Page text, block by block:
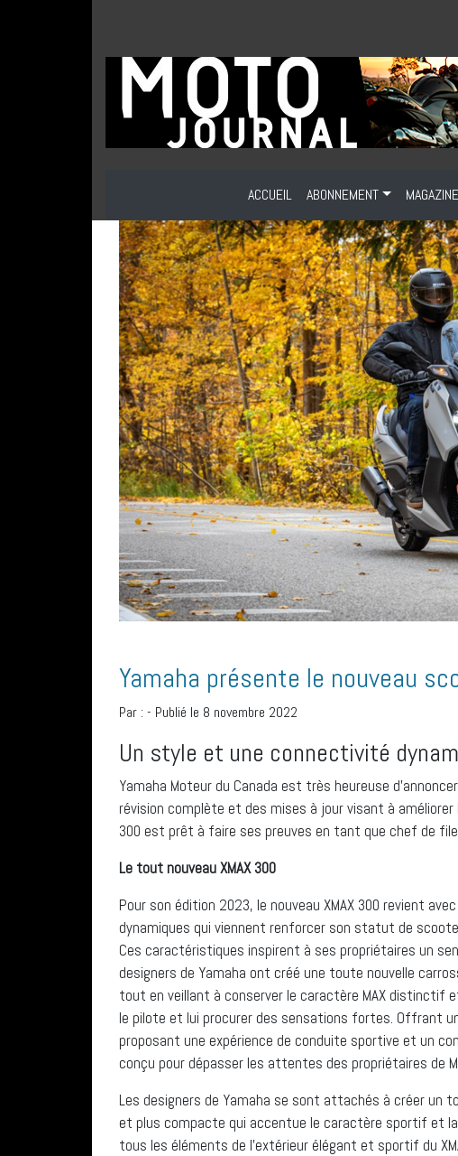
ACCUEIL ABONNEMENT
Yamaha présente le nouveau
Par : - Publié le 8 novembre 2022
Un style et une connectivité
Yamaha Moteur du Canada est très heureuse
révision complète et des mises à jour visant à améliorer
300 est prêt à faire ses preuves en tant que chef de
Le tout nouveau XMAX 300
Pour son édition 2023, le nouveau XMAX 300 revient
dynamiques qui viennent renforcer son statut de
Ces caractéristiques inspirent à ses propriétaires un
designers de Yamaha ont créé une toute nouvelle
tout en veillant à conserver le caractère MAX distinctif
le pilote et lui procurer des sensations fortes. Offrant
proposant une expérience de conduite sportive et un
conçu pour dépasser les attentes des propriétaires de
Les designers de Yamaha se sont attachés à créer un
et plus compacte qui accentue le caractère sportif et
tous les éléments de l’extérieur élégant et sportif du